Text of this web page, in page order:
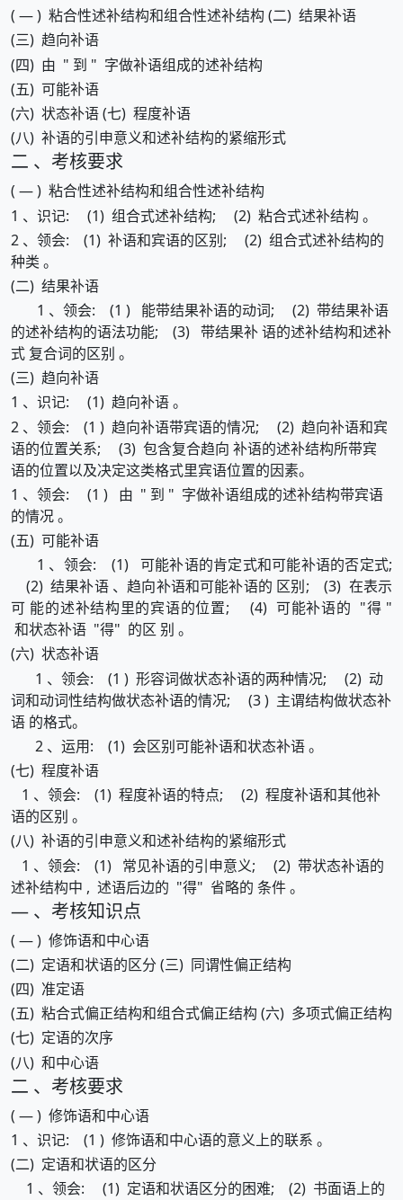
( — ) 粘合性述补结构和组合性述补结构 (二) 结果补语
(三) 趋向补语
(四) 由 " 到 " 字做补语组成的述补结构
(五) 可能补语
(六) 状态补语 (七) 程度补语
(八) 补语的引申意义和述补结构的紧缩形式
二 、考核要求
( — ) 粘合性述补结构和组合性述补结构
1 、识记: (1) 组合式述补结构; (2) 粘合式述补结构 。
2 、领会: (1) 补语和宾语的区别; (2) 组合式述补结构的
种类 。
(二) 结果补语
1 、领会: (1 ) 能带结果补语的动词; (2) 带结果补语
的述补结构的语法功能; (3) 带结果补 语的述补结构和述补
式 复合词的区别 。
(三) 趋向补语
1 、识记: (1) 趋向补语 。
2 、领会: (1 ) 趋向补语带宾语的情况; (2) 趋向补语和宾
语的位置关系; (3) 包含复合趋向 补语的述补结构所带宾
语的位置以及决定这类格式里宾语位置的因素。
1 、领会: (1 ) 由 " 到 " 字做补语组成的述补结构带宾语
的情况 。
(五) 可能补语
1 、领会: (1) 可能补语的肯定式和可能补语的否定式;
(2) 结果补语 、趋向补语和可能补语的 区别; (3) 在表示
可 能的述补结构里的宾语的位置; (4) 可能补语的 "得 "
和状态补语 "得" 的区 别 。
(六) 状态补语
1 、领会: (1 ) 形容词做状态补语的两种情况; (2) 动
词和动词性结构做状态补语的情况; (3 ) 主谓结构做状态补
语 的格式。
2 、运用: (1) 会区别可能补语和状态补语 。
(七) 程度补语
1 、领会: (1) 程度补语的特点; (2) 程度补语和其他补
语的区别 。
(八) 补语的引申意义和述补结构的紧缩形式
1 、领会: (1) 常见补语的引申意义; (2) 带状态补语的
述补结构中 , 述语后边的 "得" 省略的 条件 。
— 、考核知识点
( — ) 修饰语和中心语
(二) 定语和状语的区分 (三) 同谓性偏正结构
(四) 准定语
(五) 粘合式偏正结构和组合式偏正结构 (六) 多项式偏正结构
(七) 定语的次序
(八) 和中心语
二 、考核要求
( — ) 修饰语和中心语
1 、识记: (1 ) 修饰语和中心语的意义上的联系 。
(二) 定语和状语的区分
1 、领会: (1) 定语和状语区分的困难; (2) 书面语上的